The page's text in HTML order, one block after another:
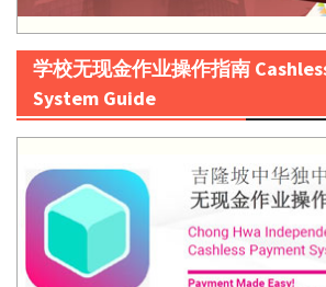
学校无现金作业操作指南
System Guide